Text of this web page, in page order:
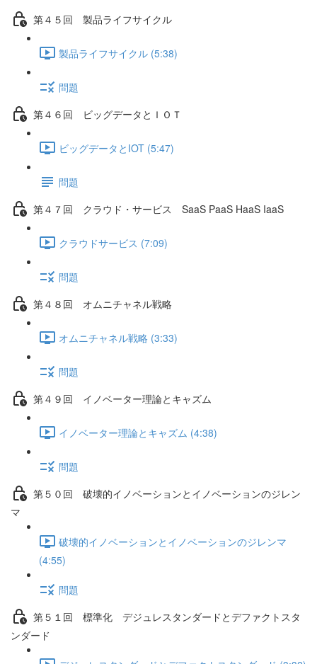
第４５回 製品ライフサイクル
製品ライフサイクル (5:38)
問題
第４６回 ビッグデータとＩＯＴ
ビッグデータとIOT (5:47)
問題
第４７回 クラウド・サービス SaaS PaaS HaaS IaaS
クラウドサービス (7:09)
問題
第４８回 オムニチャネル戦略
オムニチャネル戦略 (3:33)
問題
第４９回 イノベーター理論とキャズム
イノベーター理論とキャズム (4:38)
問題
第５０回 破壊的イノベーションとイノベーションのジレン
マ
破壊的イノベーションとイノベーションのジレンマ
(4:55)
問題
第５１回 標準化 デジュレスタンダードとデファクトスタ
ンダード